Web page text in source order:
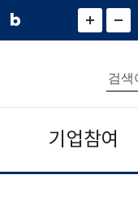
네
그
)
화
면
면
소
통
합
검
색
기업참여